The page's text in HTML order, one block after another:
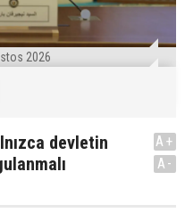
2026
devletin
A+
A-